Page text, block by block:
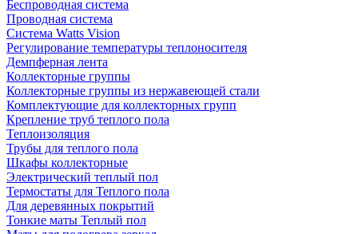
Беспроводная система
Проводная система
Система Watts Vision
Регулирование температуры теплоносителя
Демпферная лента
Коллекторные группы
Коллекторные группы из нержавеющей стали
Комплектующие для коллекторных групп
Крепление труб теплого пола
Теплоизоляция
Трубы для теплого пола
Шкафы коллекторные
Электрический теплый пол
Термостаты для Теплого пола
Для деревянных покрытий
Тонкие маты Теплый пол